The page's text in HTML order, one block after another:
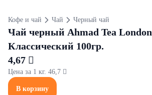
Кофе и чай Чай Черный чай
Чай черный Ahmad Tea London
Классический 100гр.
4,67 
Цена за 1 кг. 46,7 
В корзину